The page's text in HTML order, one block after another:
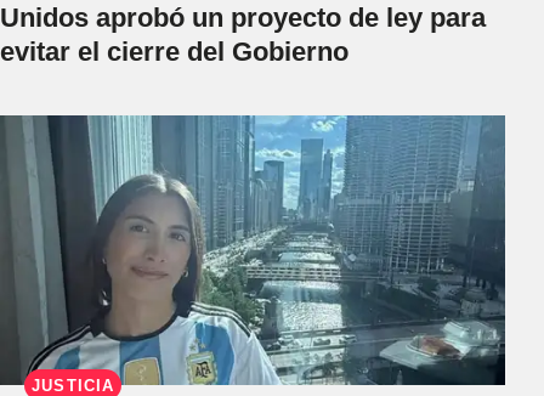
Unidos aprobó un proyecto de ley para
evitar el cierre del Gobierno
JUSTICIA